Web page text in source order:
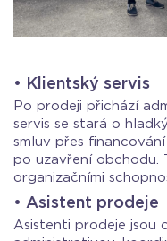
• Klientský servis
Po prodeji přichází
servis se stará o
smluv přes
po uzavření obchodu.
organizačními
• Asistent prodeje
Asistenti prodeje jsou